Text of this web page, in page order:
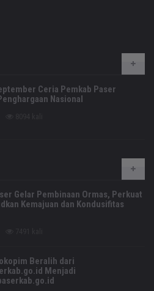
Ceria Pemkab Paser
Nasional
Gelar Pembinaan Ormas, Perkuat
Kemajuan dan Kondusifitas
Beralih dari
Menjadi